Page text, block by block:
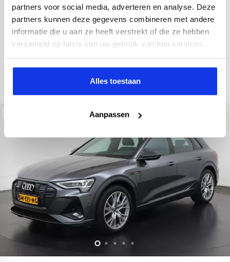
partners voor social media, adverteren en analyse. Deze
partners kunnen deze gegevens combineren met andere
informatie die u aan ze heeft verstrekt of die ze hebben
verzameld op basis van uw gebruik van hun services.
Alles toestaan
Aanpassen
Hybride benzine
Automaat
achteruitrijcamera
Apple Carplay/Android Auto
Kopen
Op aanvraag